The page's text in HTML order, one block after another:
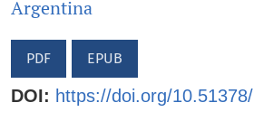
Argentina
PDF EPUB
DOI: https://doi.org/